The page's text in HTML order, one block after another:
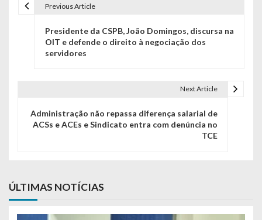
Previous Article
Presidente da CSPB, João Domingos, discursa na
OIT e defende o direito à negociação dos
servidores
Next Article
Administração não repassa diferença salarial de
ACSs e ACEs e Sindicato entra com denúncia no
TCE
ÚLTIMAS NOTÍCIAS